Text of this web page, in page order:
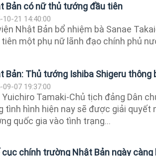
Bản có nữ thủ tướng đầu tiên
10-21 14:40:00
Nhật Bản bổ nhiệm bà Sanae
một phụ nữ lãnh đạo chính phủ
Bản: Thủ tướng Ishiba Shigeru thông
09-07 19:37:00
Yuichiro Tamaki-Chủ tịch đảng Dân
tình hình hiện nay sẽ được giải quyết
quốc gia vào tình trạng...
cục chính trường Nhật Bản ngày càng